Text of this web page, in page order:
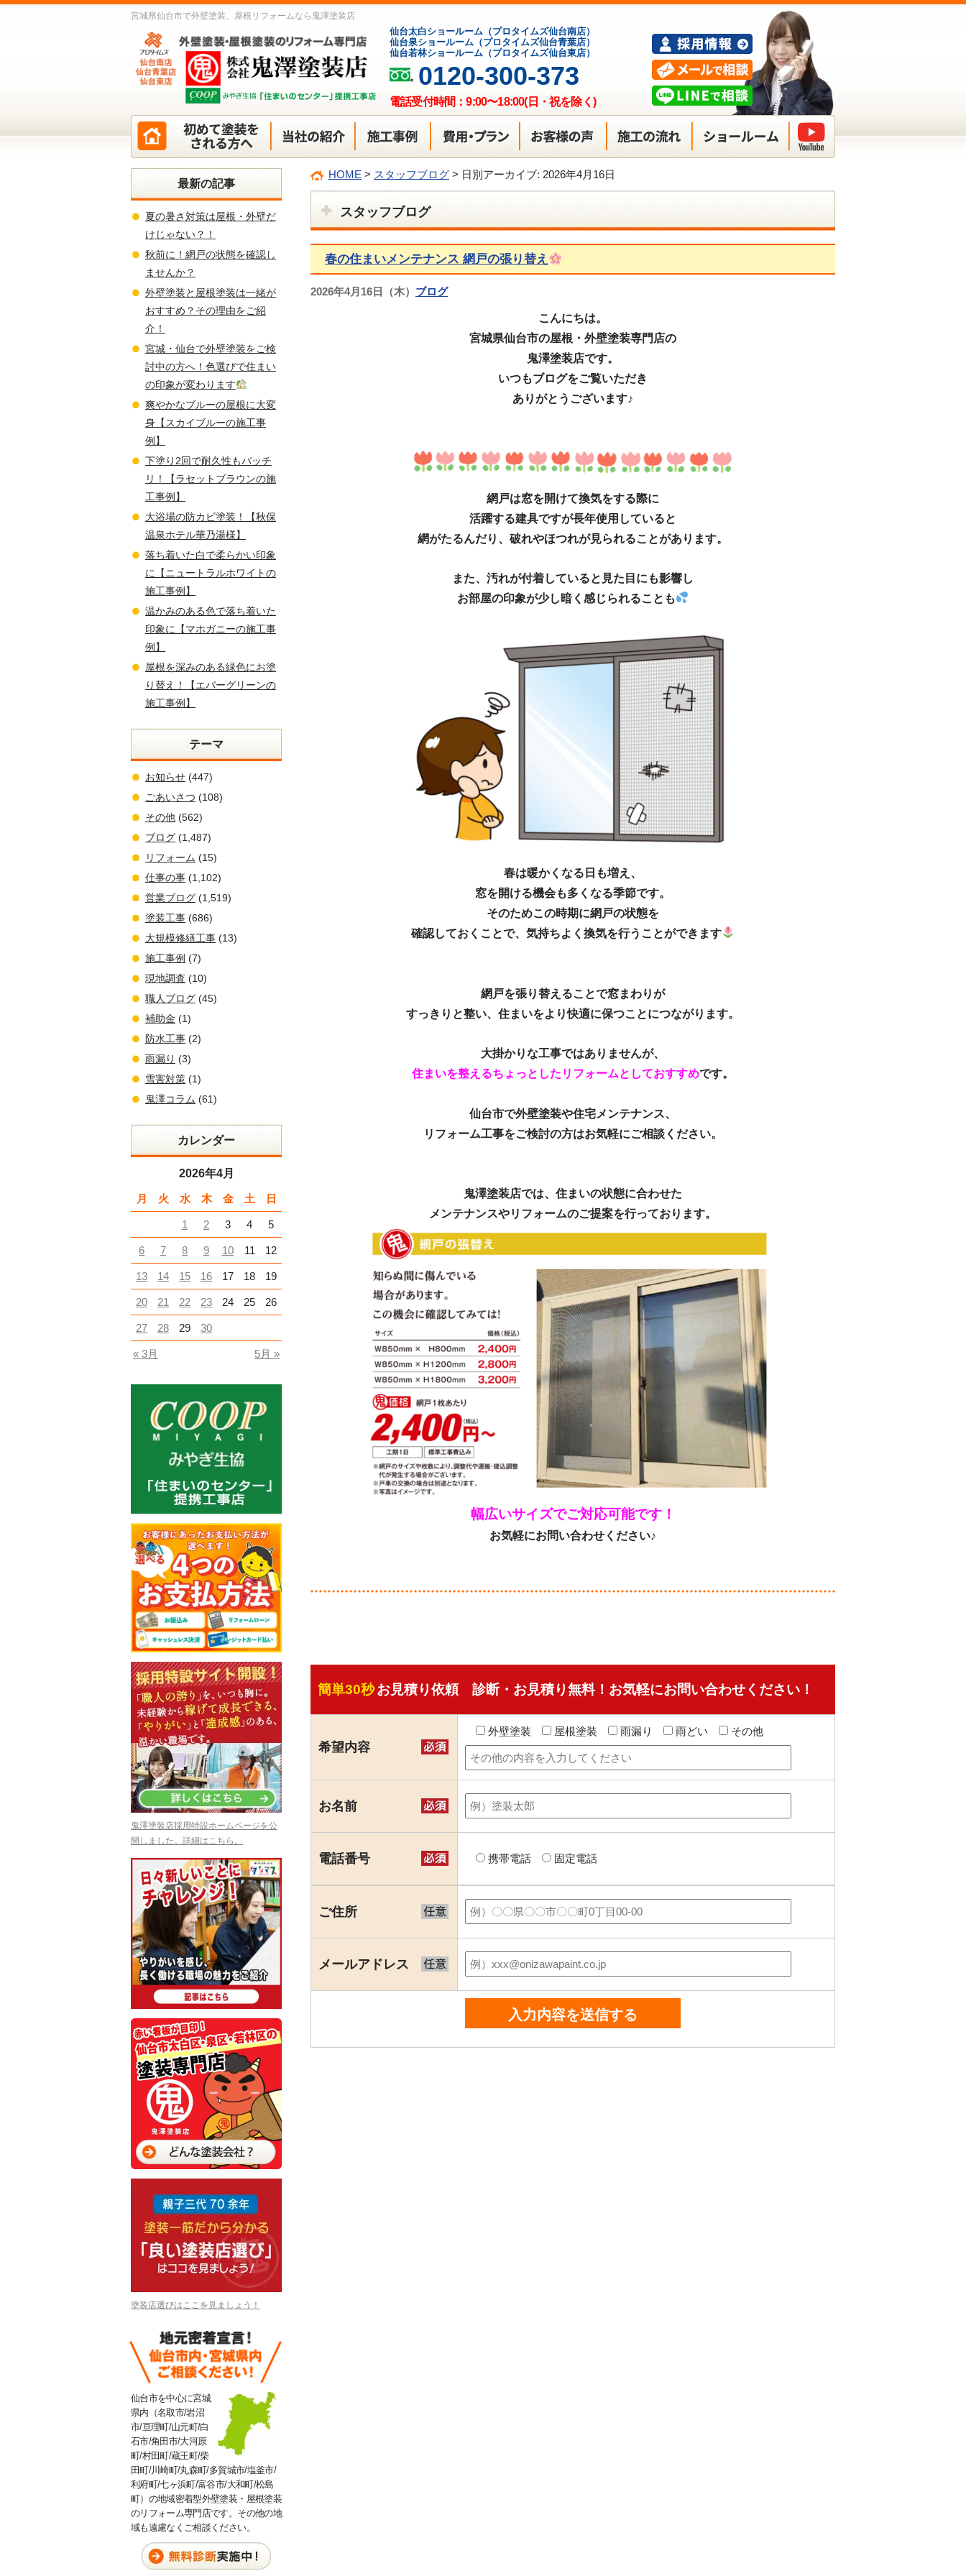
宮城県仙台市で外壁塗装、屋根リフォームなら鬼澤塗装店
仙台太白ショールーム（プロタイムズ仙台南店）
仙台泉ショールーム（プロタイムズ仙台青葉店）
仙台若林ショールーム（プロタイムズ仙台東店）
0120-300-373
電話受付時間：9:00〜18:00(日・祝を除く)
HOME > スタッフブログ > 日別アーカイブ: 2026年4月16日
スタッフブログ
春の住まいメンテナンス 網戸の張り替え
2026年4月16日（木） ブログ
こんにちは。
宮城県仙台市の屋根・外壁塗装専門店の
鬼澤塗装店です。
いつもブログをご覧いただき
ありがとうございます♪
網戸は窓を開けて換気をする際に
活躍する建具ですが長年使用していると
網がたるんだり、破れやほつれが見られることがあります。
また、汚れが付着していると 見た目にも影響し
お部屋の印象が少し暗く感じられることも
春は暖かくなる日も増え、
窓を開ける機会も多くなる季節です。
そのためこの時期に網戸の状態を
確認しておくことで、 気持ちよく換気を行うことができます
網戸を張り替えることで窓まわりが
すっきりと整い、 住まいをより快適に保つことにつながります。
大掛かりな工事ではありませんが、
住まいを整えるちょっとしたリフォームとしておすすめです。
仙台市で外壁塗装や住宅メンテナンス、
リフォーム工事をご検討の方はお気軽にご相談ください。
鬼澤塗装店では、住まいの状態に合わせた
メンテナンスやリフォームのご提案を行っております。
幅広いサイズでご対応可能です！
お気軽にお問い合わせください♪
簡単30秒お見積り依頼 診断・お見積り無料！お気軽にお問い合わせください！
希望内容
外壁塗装 屋根塗装 雨漏り 雨どい その他
お名前
電話番号 携帯電話 固定電話
ご住所
メールアドレス
最新の記事
夏の暑さ対策は屋根・外壁だ
けじゃない？！
秋前に！網戸の状態を確認し
ませんか？
外壁塗装と屋根塗装は一緒が
おすすめ？その理由をご紹
介！
宮城・仙台で外壁塗装をご検
討中の方へ！色選びで住まい
の印象が変わります
爽やかなブルーの屋根に大変
身【スカイブルーの施工事
例】
下塗り2回で耐久性もバッチ
リ！【ラセットブラウンの施
工事例】
大浴場の防カビ塗装！【秋保
温泉ホテル華乃湯様】
落ち着いた白で柔らかい印象
に【ニュートラルホワイトの
施工事例】
温かみのある色で落ち着いた
印象に【マホガニーの施工事
例】
屋根を深みのある緑色にお塗
り替え！【エバーグリーンの
施工事例】
テーマ
お知らせ (447)
ごあいさつ (108)
その他 (562)
ブログ (1,487)
リフォーム (15)
仕事の事 (1,102)
営業ブログ (1,519)
塗装工事 (686)
大規模修繕工事 (13)
施工事例 (7)
現地調査 (10)
職人ブログ (45)
補助金 (1)
防水工事 (2)
雨漏り (3)
雪害対策 (1)
鬼澤コラム (61)
カレンダー
2026年4月
月 火 水 木 金 土 日
« 3月 5月 »
1 2 3 4 5
6 7 8 9 10 11 12
13 14 15 16 17 18 19
20 21 22 23 24 25 26
27 28 29 30
鬼澤塗装店採用特設ホームページを公
開しました。詳細はこちら。
塗装店選びはここを見ましょう！
仙台市を中心に宮城
県内（名取市/岩沼
市/亘理町/山元町/白
石市/角田市/大河原
町/村田町/蔵王町/柴
田町/川崎町/丸森町/多賀城市/塩釜市/
利府町/七ヶ浜町/富谷市/大和町/松島
町）の地域密着型外壁塗装・屋根塗装
のリフォーム専門店です。その他の地
域も遠慮なくご相談ください。